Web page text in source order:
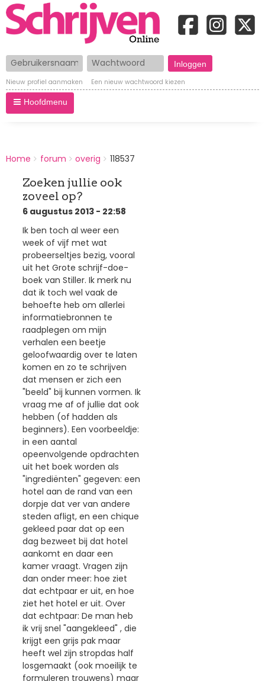
Gebruikersnaam Wachtwoord
Nieuw profiel aanmaken Een nieuw wachtwoord kiezen
Hoofdmenu
BREADCRUMBS
You
here:
Home forum overig 118537
Zoeken jullie ook
zoveel op?
6 augustus 2013 - 22:58
Ik ben toch al weer een
week of vijf met wat
probeerseltjes bezig, vooral
uit het Grote schrijf-doe-
boek van Stiller. Ik merk nu
dat ik toch wel vaak de
behoefte heb om allerlei
informatiebronnen te
raadplegen om mijn
verhalen een beetje
geloofwaardig over te laten
komen en zo te schrijven
dat mensen er zich een
"beeld" bij kunnen vormen. Ik
vraag me af of jullie dat ook
hebben (of hadden als
beginners). Een voorbeeldje:
in een aantal
opeenvolgende opdrachten
uit het boek worden als
"ingrediënten" gegeven: een
hotel aan de rand van een
dorpje dat ver van andere
steden afligt, en een chique
gekleed paar dat op een
dag bezweet bij dat hotel
aankomt en daar een
kamer vraagt. Vragen zijn
dan onder meer: hoe ziet
dat echtpaar er uit, en hoe
ziet het hotel er uit. Over
dat echtpaar: De man heb
ik vrij snel "aangekleed" , die
krijgt een grijs pak maar
heeft wel zijn stropdas half
losgemaakt (ook moeilijk te
formuleren trouwens) maar